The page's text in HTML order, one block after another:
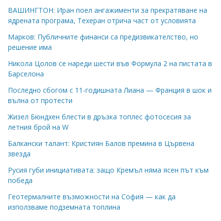
ВАШИНГТОН: Иран поел ангажименти за прекратяване на
ядрената програма, Техеран отрича част от условията
Марков: Публичните финанси са предизвикателство, но
решение има
Никола Цолов се нареди шести във Формула 2 на пистата в
Барселона
Последно сбогом с 11-годишната Лиана — Франция в шок и
вълна от протести
Жизел Бюндхен блести в дръзка топлес фотосесия за
летния брой на W
Балкански талант: Кристиян Балов премина в Цървена
звезда
Русия губи инициативата: защо Кремъл няма ясен път към
победа
Геотермалните възможности на София — как да
използваме подземната топлина